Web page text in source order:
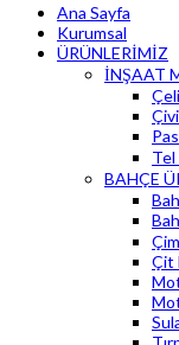
Ana Sayfa
Kurumsal
ÜRÜNLERİMİZ
İNŞAAT
BAHÇE
Çit